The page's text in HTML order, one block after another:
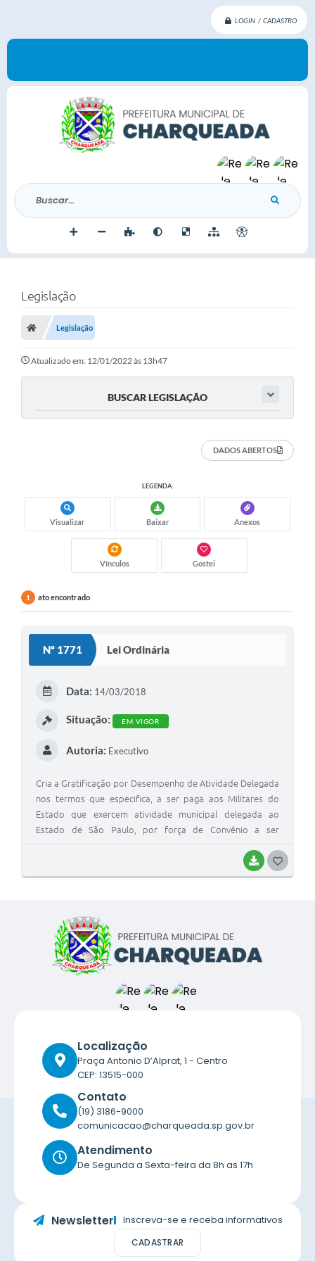
LOGIN / CADASTRO
Buscar...
Legislação
Legislação
Atualizado em: 12/01/2022 às 13h47
BUSCAR LEGISLAÇÃO
DADOS ABERTOS
LEGENDA:
Visualizar Baixar Anexos
Vínculos Gostei
1 ato encontrado
Nº 1771 Lei Ordinária
BAIXAR
Data: 14/03/2018
Situação: EM VIGOR
Autoria: Executivo
Cria a Gratificação por Desempenho de Atividade Delegada
nos termos que especifica, a ser paga aos Militares do
Estado que exercem atividade municipal delegada ao
Estado de São Paulo, por força de Convênio a ser
Localização
Praça Antonio D’Alprat, 1 - Centro
CEP: 13515-000
Contato
(19) 3186-9000
comunicacao@charqueada.sp.gov.br
Atendimento
De Segunda a Sexta-feira da 8h as 17h
Newsletter Inscreva-se e receba informativos
CADASTRAR